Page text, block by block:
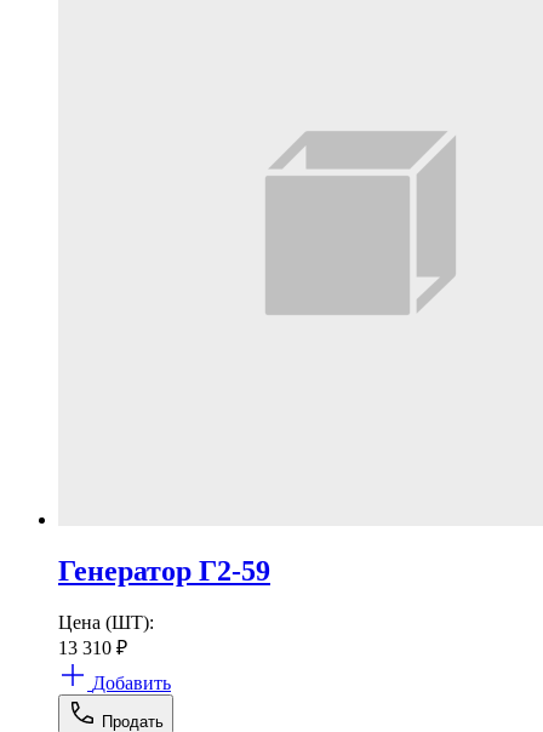
Генератор Г2-59
Цена (ШТ):
13 310 ₽
Добавить
Продать